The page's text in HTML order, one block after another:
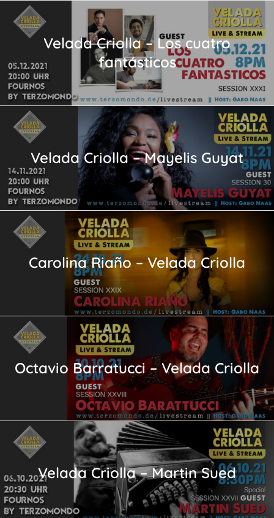
Velada Criolla – Los cuatro
fantásticos
Velada Criolla – Mayelis Guyat
Carolina Riaño – Velada Criolla
Octavio Barratucci – Velada Criolla
Velada Criolla – Martin Sued